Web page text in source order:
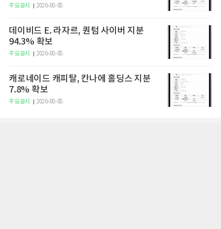
주요공시 2026-08-08
데이비드 E. 라자르, 퀀텀 사이버 지분
94.3% 확보
주요공시 2026-08-08
캐로네이드 캐피탈, 칸나에 홀딩스 지분
7.8% 확보
주요공시 2026-08-08